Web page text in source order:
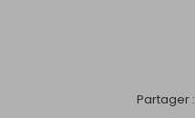
Partager :